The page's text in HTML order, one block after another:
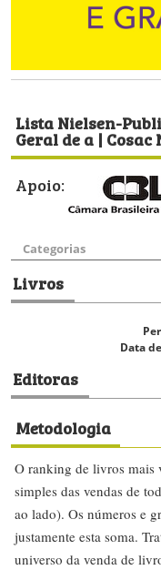
Lista Nielsen-
Geral de a |
Apoio:
Categorias
Livros
Data
Editoras
Metodologia
O ranking de livros mais
simples das vendas de
ao lado). Os números e
justamente esta soma.
universo da venda de